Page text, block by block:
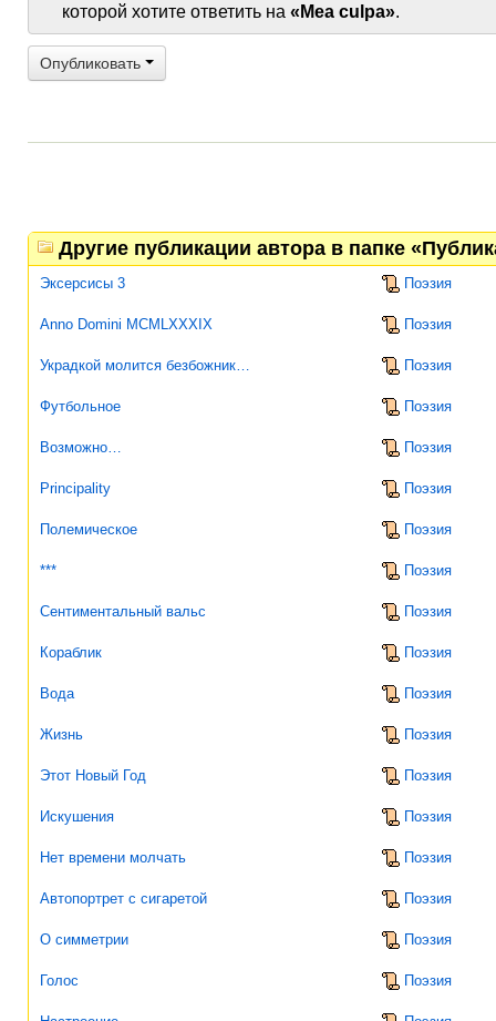
которой хотите ответить на «Mea culpa».
Опубликовать
Другие публикации автора в папке
Эксерсисы 3 Поэзия
Anno Domini MCMLXXXIX Поэзия
Украдкой молится безбожник… Поэзия
Футбольное Поэзия
Возможно… Поэзия
Principality Поэзия
Полемическое Поэзия
*** Поэзия
Сентиментальный вальс Поэзия
Кораблик Поэзия
Вода Поэзия
Жизнь Поэзия
Этот Новый Год Поэзия
Искушения Поэзия
Нет времени молчать Поэзия
Автопортрет с сигаретой Поэзия
О симметрии Поэзия
Голос Поэзия